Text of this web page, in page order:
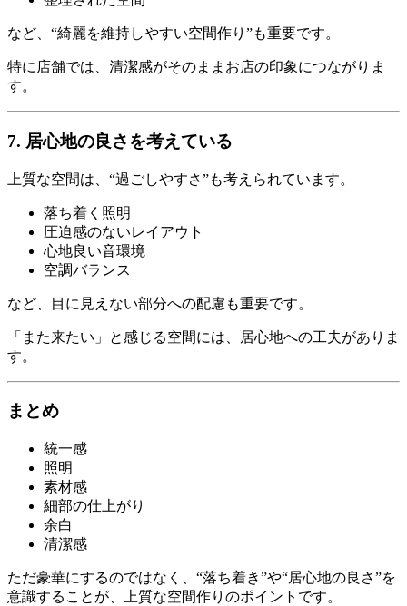
など、“綺麗を維持しやすい空間作り”も重要です。
特に店舗では、清潔感がそのままお店の印象につながりま
す。
7. 居心地の良さを考えている
上質な空間は、“過ごしやすさ”も考えられています。
落ち着く照明
圧迫感のないレイアウト
心地良い音環境
空調バランス
など、目に見えない部分への配慮も重要です。
「また来たい」と感じる空間には、居心地への工夫がありま
す。
まとめ
統一感
照明
素材感
細部の仕上がり
余白
清潔感
ただ豪華にするのではなく、“落ち着き”や“居心地の良さ”を
意識することが、上質な空間作りのポイントです。